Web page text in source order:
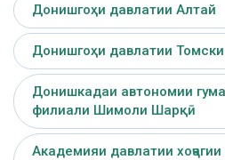
Донишгоҳи давлатии Алтай
Донишгоҳи давлатии
Донишкадаи автономии
филиали Шимоли Шарқӣ
Академияи давлатии